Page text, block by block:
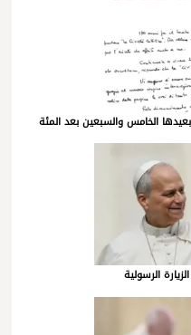
الخامس والسبعين بعد المئة
الرسولية